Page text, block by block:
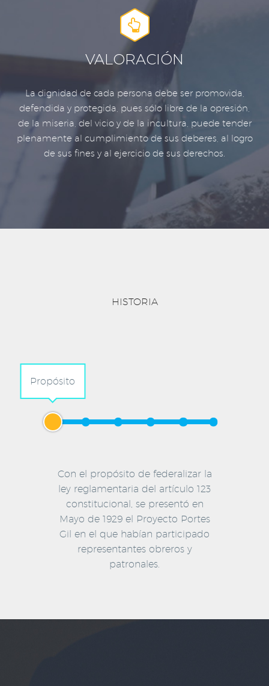


VALORACIÓN
La dignidad de cada persona debe ser promovida,
defendida y protegida, pues sólo libre de la opresión,
de la miseria, del vicio y de la incultura, puede tender
plenamente al cumplimiento de sus deberes, al logro
de sus fines y al ejercicio de sus derechos.
HISTORIA
Propósito
Con el propósito de federalizar la
ley reglamentaria del artículo 123
constitucional, se presentó en
Mayo de 1929 el Proyecto Portes
Gil en el que habían participado
representantes obreros y
patronales.